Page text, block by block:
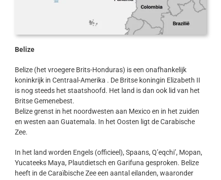
Belize
Belize (het vroegere Brits-Honduras) is een onafhankelijk
koninkrijk in Centraal-Amerika . De Britse koningin Elizabeth II
is nog steeds het staatshoofd. Het land is dan ook lid van het
Britse Gemenebest.
Belize grenst in het noordwesten aan Mexico en in het zuiden
en westen aan Guatemala. In het Oosten ligt de Carabische
Zee.
In het land worden Engels (officieel), Spaans, Q’eqchi’, Mopan,
Yucateeks Maya, Plautdietsch en Garifuna gesproken. Belize
heeft in de Caraïbische Zee een aantal eilanden, waaronder